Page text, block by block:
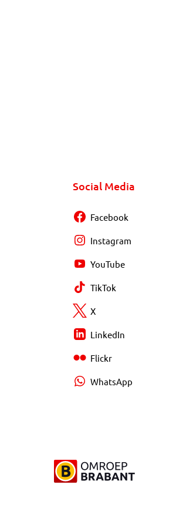
Social Media
Facebook
Instagram
YouTube
TikTok
X
LinkedIn
Flickr
WhatsApp